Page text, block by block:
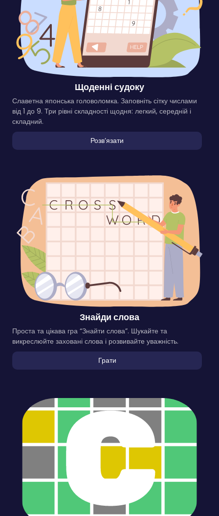
Щоденні судоку
Славетна японська головоломка. Заповніть сітку числами
від 1 до 9. Три рівні складності щодня: легкий, середній і
складний.
Розвʼязати
Знайди слова
Проста та цікава гра “Знайти слова”. Шукайте та
викреслюйте заховані слова і розвивайте уважність.
Грати